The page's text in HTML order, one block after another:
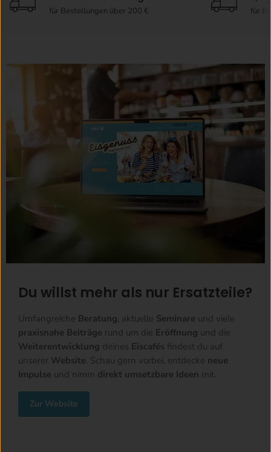
für Bestellungen über 200 € für
Du willst mehr als nur Ersatzteile?
Umfangreiche Beratung, aktuelle Seminare und viele
praxisnahe Beiträge rund um die Eröffnung und die
Weiterentwicklung deines Eiscafés findest du auf
unserer Website. Schau gern vorbei, entdecke neue
Impulse und nimm direkt umsetzbare Ideen mit.
Zur Website